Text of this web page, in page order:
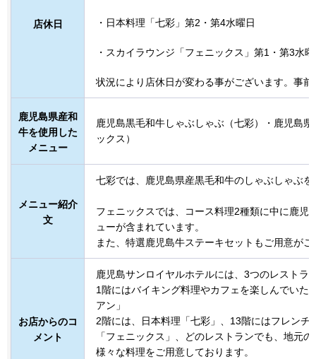
店休日 ・日本料理「七彩」第2・第4水曜日
・スカイラウンジ「フェニックス」第1・第3水
状況により店休日が変わる事がございます。事
鹿児島県産和
牛を使用した
メニュー
鹿児島黒毛和牛しゃぶしゃぶ（七彩）・鹿児島
ックス）
メニュー紹介
文
七彩では、鹿児島県産黒毛和牛のしゃぶしゃぶ
フェニックスでは、コース料理2種類に中に鹿児
ューが含まれています。
また、特選鹿児島牛ステーキセットもご用意が
お店からのコ
メント
鹿児島サンロイヤルホテルには、3つのレストラ
1階にはバイキング料理やカフェを楽しんでいた
アン」
2階には、日本料理「七彩」、13階にはフレンチ
「フェニックス」、どのレストランでも、地元
様々な料理をご用意しております。